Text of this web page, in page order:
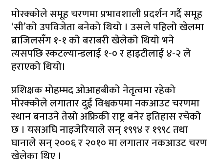
मोरक्कोले समूह चरणमा प्रभावशाली प्रदर्शन गर्दै समूह
‘सी’को उपविजेता बनेको थियो । उसले पहिलो खेलमा
ब्राजिलसँग १-१ को बराबरी खेलेको थियो भने
त्यसपछि स्कटल्यान्डलाई १-० र हाइटीलाई ४-२ ले
हराएको थियो।
प्रशिक्षक मोहम्मद ओआहबीको नेतृत्वमा रहेको
मोरक्कोले लगातार दुई विश्वकपमा नकआउट चरणमा
स्थान बनाउने तेस्रो अफ्रिकी राष्ट्र बनेर इतिहास रचेको
छ । यसअघि नाइजेरियाले सन् १९९४ र १९९८ तथा
घानाले सन् २००६ र २०१० मा लगातार नकआउट चरण
खेलेका थिए ।